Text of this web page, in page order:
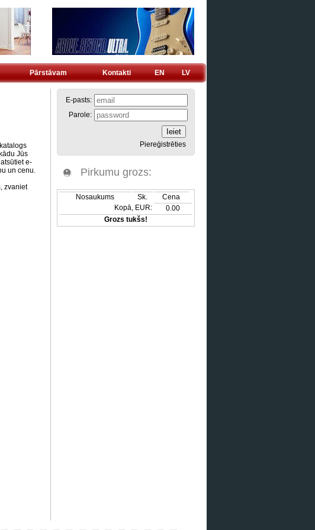
Pārstāvam Kontakti EN LV
Jūs
e-
un cenu.
zvaniet
E-pasts:
Parole:
Piereģistrēties
Pirkumu grozs:
Nosaukums Sk.
Cena
Kopā, EUR:
0.00
Grozs tukšs!